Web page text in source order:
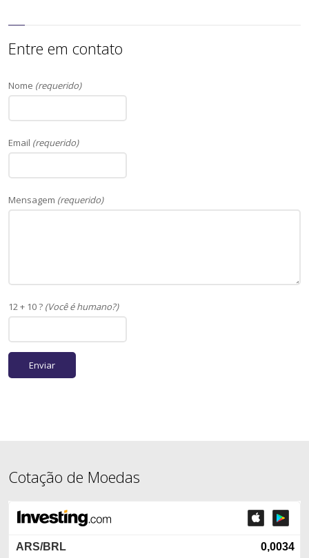
Entre em contato
Nome (requerido)
Email (requerido)
Mensagem (requerido)
12 + 10 ? (Você é humano?)
Cotação de Moedas